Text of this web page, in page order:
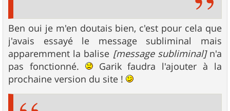
Ben oui je m'en doutais bien, c'est pour cela que
j'avais essayé le message subliminal mais
apparemment la balise [message subliminal]n'a
pas fonctionné.
Garik faudra l'ajouter à la
prochaine version du site !